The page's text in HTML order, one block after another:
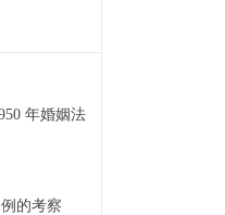
年婚姻法
的考察